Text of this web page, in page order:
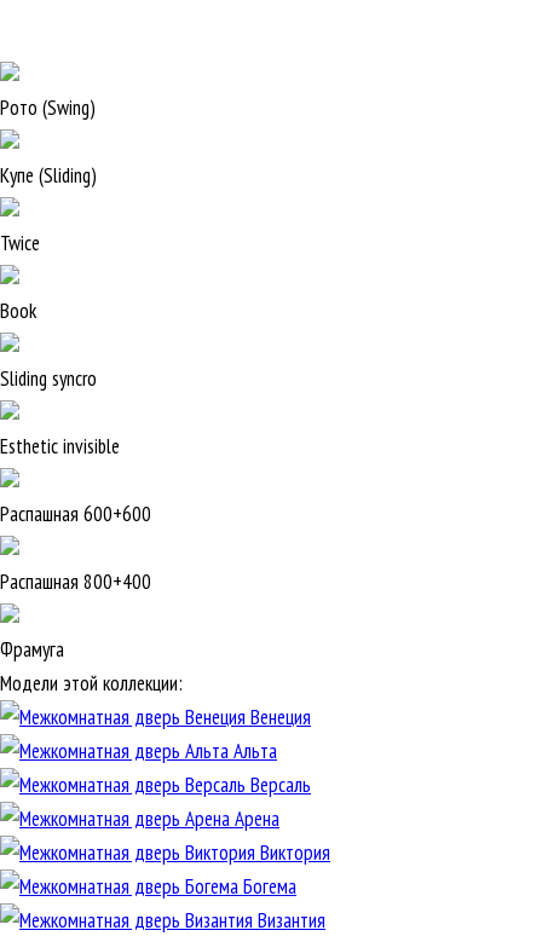
Рото (Swing)
Купе (Sliding)
Twice
Book
Sliding syncro
Esthetic invisible
Распашная 600+600
Распашная 800+400
Фрамуга
Модели этой коллекции:
Венеция
Альта
Версаль
Арена
Виктория
Богема
Византия